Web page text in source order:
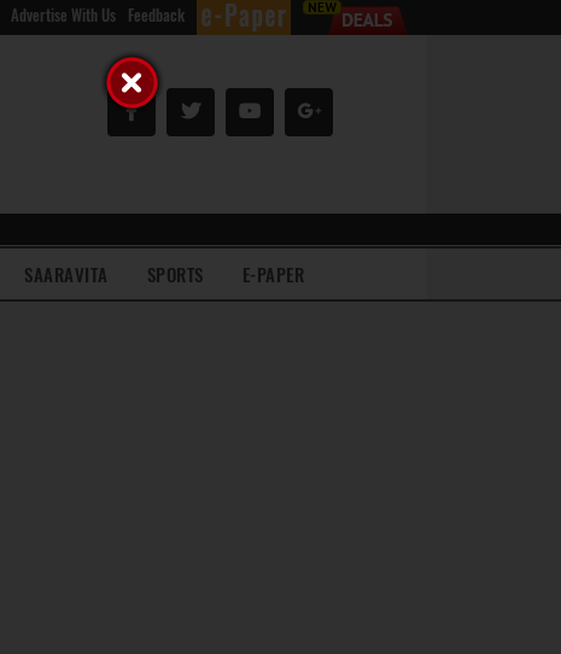
Advertise With Us Feedback
SAARAVITA SPORTS E-PAPER